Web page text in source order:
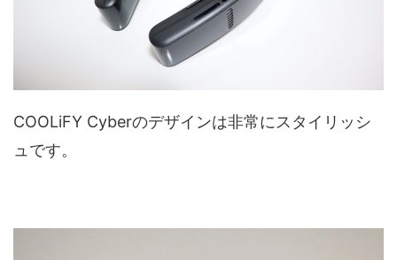
COOLiFY Cyberのデザインは非常にスタイリッシ
ュです。